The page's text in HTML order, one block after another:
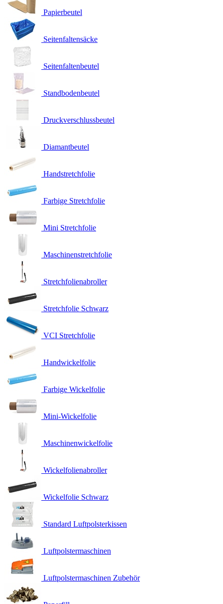
Papierbeutel
Seitenfaltensäcke
Seitenfaltenbeutel
Standbodenbeutel
Druckverschlussbeutel
Diamantbeutel
Handstretchfolie
Farbige Stretchfolie
Mini Stretchfolie
Maschinenstretchfolie
Stretchfolienabroller
Stretchfolie Schwarz
VCI Stretchfolie
Handwickelfolie
Farbige Wickelfolie
Mini-Wickelfolie
Maschinenwickelfolie
Wickelfolienabroller
Wickelfolie Schwarz
Standard Luftpolsterkissen
Luftpolstermaschinen
Luftpolstermaschinen Zubehör